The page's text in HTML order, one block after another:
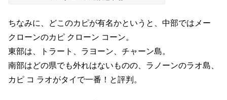
ちなみに、どこのカピが有名かというと、中部ではメー
クローンのカピ クローン コーン。
東部は、トラート、ラヨーン、チャーン島。
南部はどの県でも外れはないものの、ラノーンのラオ島、
カピ コ ラオがタイで一番！と評判。